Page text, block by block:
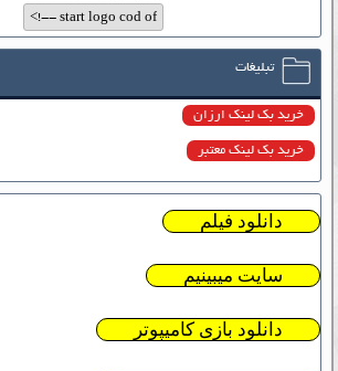
تبلیغات
خرید بک لینک ارزان
خرید بک لینک معتبر
دانلود فیلم
سایت میبینیم
دانلود بازی کامیپوتر